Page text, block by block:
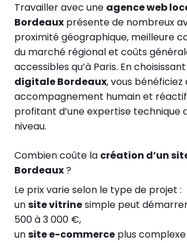
Travailler avec une agence web
Bordeaux présente de nombreux
proximité géographique, meilleure
du marché régional et coûts
accessibles qu’à Paris. En
digitale Bordeaux, vous bénéficiez
accompagnement humain et
profitant d’une expertise technique
niveau.
Combien coûte la création d’un
Bordeaux?
Le prix varie selon le type de projet :
unsite vitrinesimple peut
500 à 3 000 €,
unsite e-commerce plus